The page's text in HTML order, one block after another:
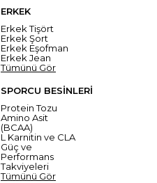
ERKEK
Erkek Tişört
Erkek Şort
Erkek Eşofman
Erkek Jean
Tümünü Gör
SPORCU BESİNLERİ
Protein Tozu
Amino Asit
(BCAA)
L Karnitin ve CLA
Güç ve
Performans
Takviyeleri
Tümünü Gör